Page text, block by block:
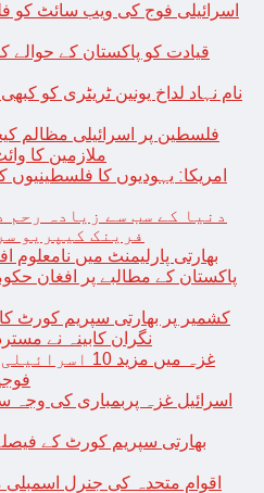
اسرائیلی فوج کی ویب سائٹ کو
نام نہاد لداخ یونین ٹریٹری کو
فلسطین پر اسرائیلی مظالم
ملازمین کا
امریکا: یہودیوں کا
دنیا کے سب سے زیادہ رحم
فرینک کیپریو
بھارتی پارلیمنٹ میں نامعلوم
پاکستان کے مطالبے پر افغان
کشمیر پر بھارتی سپریم کورٹ کا
نگران کابینہ نے
اسرائیل غزہ پربمباری کی
بھارتی سپریم کورٹ کے
اقوام متحدہ کی جنرل